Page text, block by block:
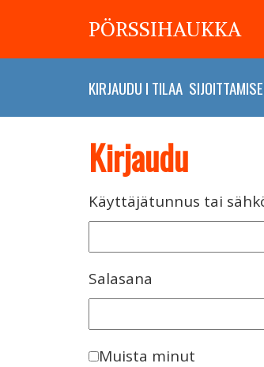
PÖRSSIHAUKKA
KIRJAUDU I TILAA
Kirjaudu
Käyttäjätunnus tai
Salasana
Muista minut